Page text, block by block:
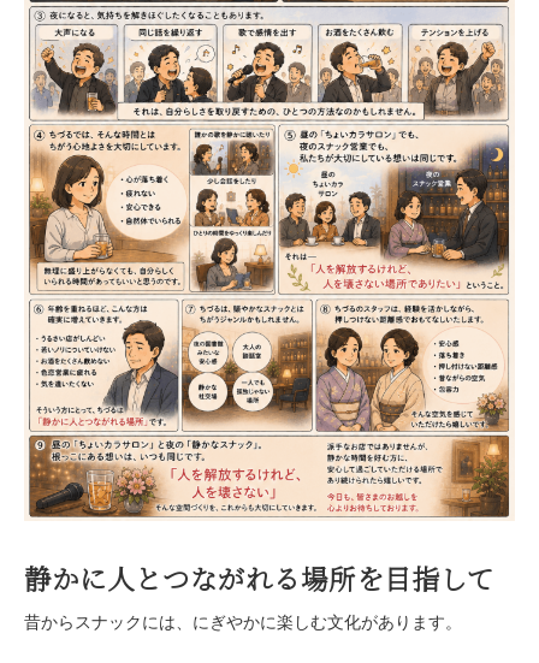
静かに人とつながれる場所を目指して
昔からスナックには、にぎやかに楽しむ文化があります。